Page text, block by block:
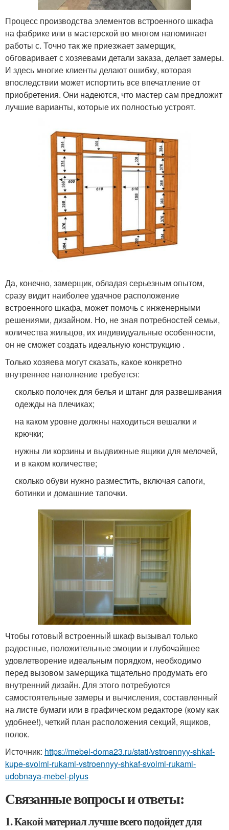
Процесс производства элементов встроенного шкафа
на фабрике или в мастерской во многом напоминает
работы с. Точно так же приезжает замерщик,
обговаривает с хозяевами детали заказа, делает замеры.
И здесь многие клиенты делают ошибку, которая
впоследствии может испортить все впечатление от
приобретения. Они надеются, что мастер сам предложит
лучшие варианты, которые их полностью устроят.
Да, конечно, замерщик, обладая серьезным опытом,
сразу видит наиболее удачное расположение
встроенного шкафа, может помочь с инженерными
решениями, дизайном. Но, не зная потребностей семьи,
количества жильцов, их индивидуальные особенности,
он не сможет создать идеальную конструкцию .
Только хозяева могут сказать, какое конкретно
внутреннее наполнение требуется:
сколько полочек для белья и штанг для развешивания
одежды на плечиках;
на каком уровне должны находиться вешалки и
крючки;
нужны ли корзины и выдвижные ящики для мелочей,
и в каком количестве;
сколько обуви нужно разместить, включая сапоги,
ботинки и домашние тапочки.
Чтобы готовый встроенный шкаф вызывал только
радостные, положительные эмоции и глубочайшее
удовлетворение идеальным порядком, необходимо
перед вызовом замерщика тщательно продумать его
внутренний дизайн. Для этого потребуются
самостоятельные замеры и вычисления, составленный
на листе бумаги или в графическом редакторе (кому как
удобнее!), четкий план расположения секций, ящиков,
полок.
Источник: https://mebel-doma23.ru/stati/vstroennyy-shkaf-
kupe-svoimi-rukami-vstroennyy-shkaf-svoimi-rukami-
udobnaya-mebel-plyus
Связанные вопросы и ответы:
1. Какой материал лучше всего подойдет для